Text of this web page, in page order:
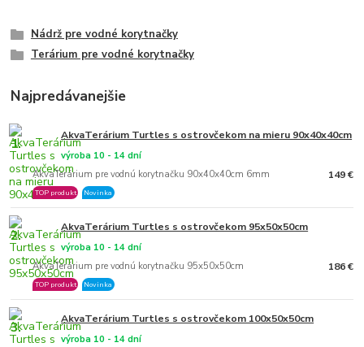
Nádrž pre vodné korytnačky
Terárium pre vodné korytnačky
Najpredávanejšie
1. AkvaTerárium Turtles s ostrovčekom na mieru 90x40x40cm
AkvaTerárium pre vodnú korytnačku 90x40x40cm 6mm
výroba 10 - 14 dní
TOP produkt Novinka
149 €
2. AkvaTerárium Turtles s ostrovčekom 95x50x50cm
AkvaTerárium pre vodnú korytnačku 95x50x50cm
výroba 10 - 14 dní
TOP produkt Novinka
186 €
3. AkvaTerárium Turtles s ostrovčekom 100x50x50cm
výroba 10 - 14 dní